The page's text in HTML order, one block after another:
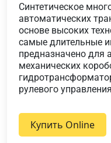
Синтетическое
автоматических
основе высоких
самые длительные
предназначено для
механических
рулевого
Купить Online